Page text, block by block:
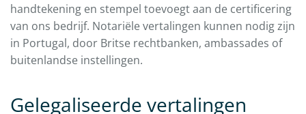
handtekening en stempel toevoegt aan de certificering
van ons bedrijf. Notariële vertalingen kunnen nodig zijn
in Portugal, door Britse rechtbanken, ambassades of
buitenlandse instellingen.
Gelegaliseerde vertalingen